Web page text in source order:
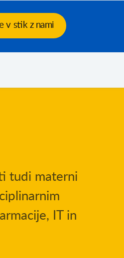
v stik z nami
tudi materni
IT in